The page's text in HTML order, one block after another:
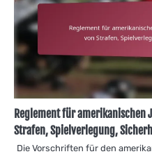
Reglement für amerikanischen
Strafen, Spielverlegung,
Die Vorschriften für den